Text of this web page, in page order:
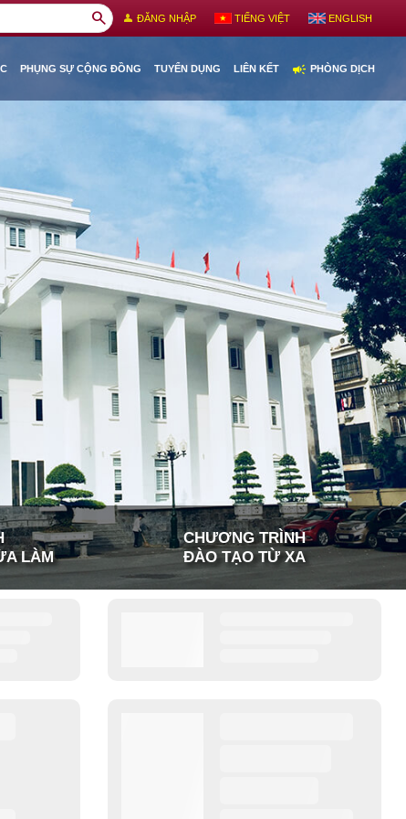
search person ĐĂNG NHẬP TIẾNG VIỆT ENGLISH
PHỤNG SỰ CỘNG ĐỒNG TUYỂN DỤNG LIÊN KẾT campaign PHÒNG DỊCH
LÀM
CHƯƠNG TRÌNH
ĐÀO TẠO TỪ XA